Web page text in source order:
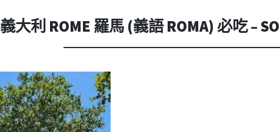
容
義大利 ROME 羅馬 (義語 ROMA) 必吃 –